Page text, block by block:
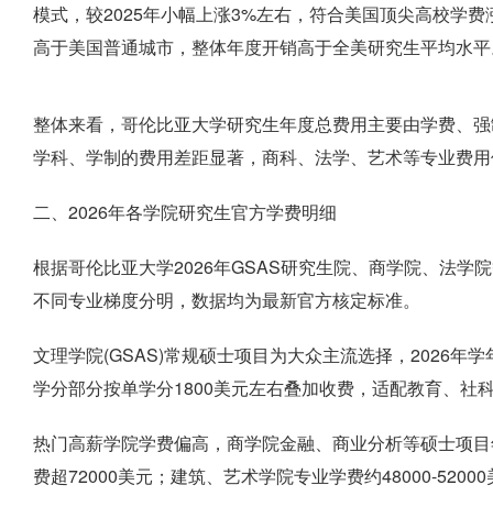
模式，较2025年小幅上涨3%左右，符合美国顶尖高校学
高于美国普通城市，整体年度开销高于全美研究生平均水
整体来看，哥伦比亚大学研究生年度总费用主要由学费、
学科、学制的费用差距显著，商科、法学、艺术等专业费
二、2026年各学院研究生官方学费明细
根据哥伦比亚大学2026年GSAS研究生院、商学院、法学
不同专业梯度分明，数据均为最新官方核定标准。
文理学院(GSAS)常规硕士项目为大众主流选择，2026年
学分部分按单学分1800美元左右叠加收费，适配教育、社
热门高薪学院学费偏高，商学院金融、商业分析等硕士项
费超72000美元；建筑、艺术学院专业学费约48000-